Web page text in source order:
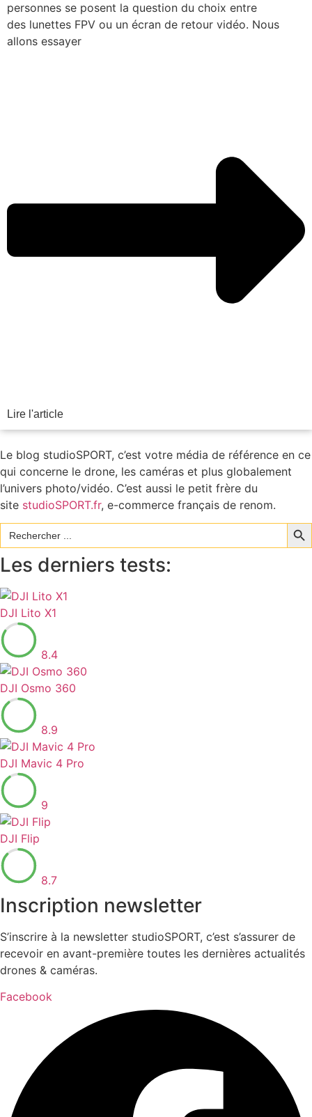
personnes se posent la question du choix entre
des lunettes FPV ou un écran de retour vidéo. Nous
allons essayer
Lire l'article
Le blog studioSPORT, c’est votre média de référence en ce
qui concerne le drone, les caméras et plus globalement
l’univers photo/vidéo. C’est aussi le petit frère du
site studioSPORT.fr, e-commerce français de renom.
Search
for:
Les derniers tests:
DJI Lito X1
8.4
DJI Osmo 360
8.9
DJI Mavic 4 Pro
9
DJI Flip
8.7
Inscription newsletter
S’inscrire à la newsletter studioSPORT, c’est s’assurer de
recevoir en avant-première toutes les dernières actualités
drones & caméras.
Facebook